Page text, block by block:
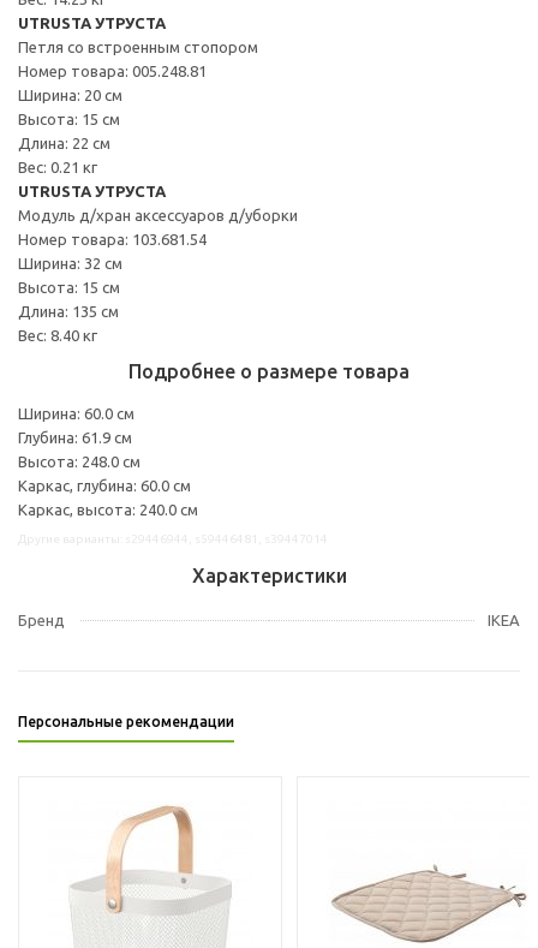
UTRUSTA УТРУСТА
Петля со встроенным стопором
Номер товара: 005.248.81
Ширина: 20 см
Высота: 15 см
Длина: 22 см
Вес: 0.21 кг
UTRUSTA УТРУСТА
Модуль д/хран аксессуаров д/уборки
Номер товара: 103.681.54
Ширина: 32 см
Высота: 15 см
Длина: 135 см
Вес: 8.40 кг
Подробнее о размере товара
Ширина: 60.0 см
Глубина: 61.9 см
Высота: 248.0 см
Каркас, глубина: 60.0 см
Каркас, высота: 240.0 см
Характеристики
Бренд IKEA
Персональные рекомендации